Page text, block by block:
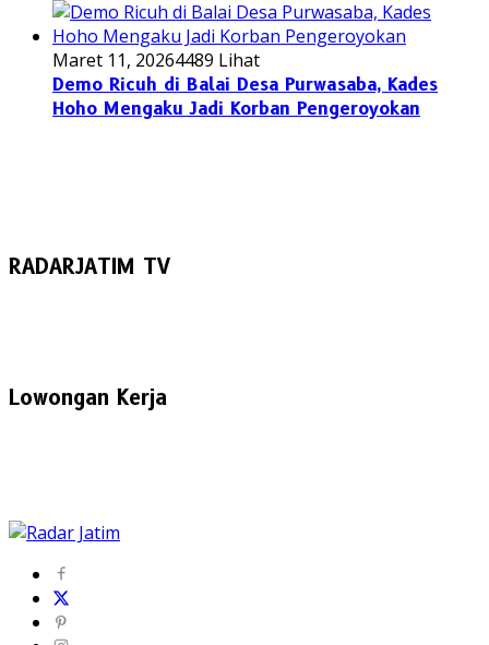
Maret 11, 20264489 Lihat
Demo Ricuh di Balai Desa Purwasaba, Kades
Hoho Mengaku Jadi Korban Pengeroyokan
RADARJATIM TV
Lowongan Kerja